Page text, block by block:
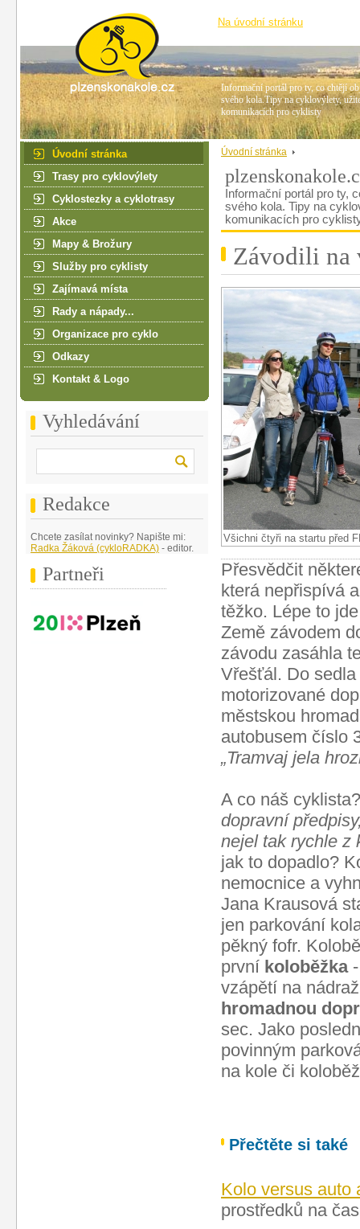
Na úvodní stránku
Informační portál pro ty, co chtějí
svého kola.Tipy na cyklovýlety,
komunikacích pro cyklisty
Úvodní stránka
Trasy pro cyklovýlety
Cyklostezky a cyklotrasy
Akce
Mapy & Brožury
Služby pro cyklisty
Zajímavá místa
Rady a nápady...
Organizace pro cyklo
Odkazy
Kontakt & Logo
Vyhledávání
Redakce
Chcete zasílat novinky? Napište mi:
Radka Žáková (cykloRADKA) - editor.
Partneři
Úvodní stránka
Informační portál pro ty,
svého kola. Tipy na
komunikacích pro
Závodili na
Všichni čtyři na startu před
Přesvědčit
která nepřispívá
těžko. Lépe to
Země závodem
závodu zasáhla
Vřešťál. Do
motorizované
městskou
autobusem číslo
„Tramvaj jela
A co náš
dopravní
nejel tak rychle z
jak to dopadlo?
nemocnice a
Jana Krausová
jen parkování
pěkný fofr.
první koloběžka
vzápětí na
hromadnou
sec. Jako
povinným
na kole či
Přečtěte si také
Kolo versus auto
prostředků na